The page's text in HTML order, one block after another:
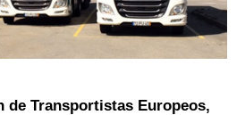
de Transportistas Europeos,